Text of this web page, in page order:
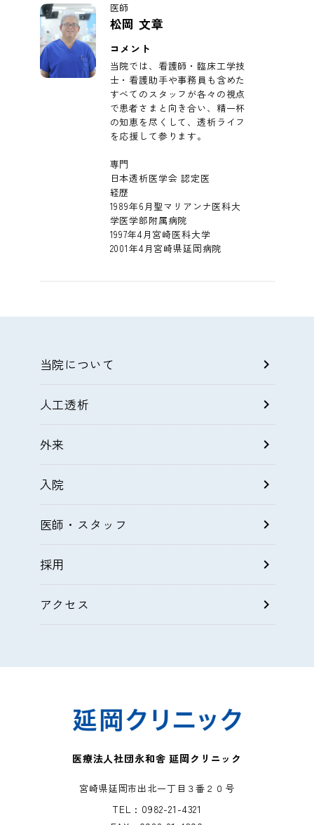
医師
松岡 文章
コメント
当院では、看護師・臨床工学技
士・看護助手や事務員も含めた
すべてのスタッフが各々の視点
で患者さまと向き合い、精一杯
の知恵を尽くして、透析ライフ
を応援して参ります。
専門
日本透析医学会 認定医
経歴
1989年6月聖マリアンナ医科大
学医学部附属病院
1997年4月宮崎医科大学
2001年4月宮崎県延岡病院
chevron_right
当院について
chevron_right
人工透析
chevron_right
外来
chevron_right
入院
chevron_right
医師・スタッフ
chevron_right
採用
chevron_right
アクセス
医療法人社団永和舎 延岡クリニック
宮崎県延岡市出北一丁目３番２０号
TEL : 0982-21-4321